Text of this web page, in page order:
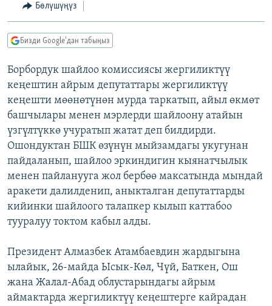
БҮГҮН АЗАТТЫКТА
ДАНИСТЕ
АЗАТТЫК+
ЫҢГАЙСЫЗ СУРООЛОР
ПОДКАСТ
Русский
ОНЛАЙН ШЕРИНЕ
ЭЕ/АРнун бардык сайттары
Бөлүшүңүз
Бизди Google'дан табыңыз
Борбордук шайлоо комиссиясы жергиликтүү
кеңештин айрым депутаттары жергиликтүү
кеңешти мөөнөтүнөн мурда таркатып, айыл өкмөт
башчылары менен мэрлерди шайлоону атайын
үзгүлтүккө учуратып жатат деп билдирди.
Ошондуктан БШК өзүнүн мыйзамдагы укугунан
пайдаланып, шайлоо эркиндигин кыянатчылык
менен пайланууга жол бербөө максатында мындай
аракети далилденип, аныкталган депутаттарды
кийинки шайлоого талапкер кылып каттабоо
тууралуу токтом кабыл алды.
Президент Алмазбек Атамбаевдин жардыгына
ылайык, 26-майда Ысык-Көл, Чүй, Баткен, Ош
жана Жалал-Абад облустарындагы айрым
аймактарда жергиликтүү кеңештерге кайрадан